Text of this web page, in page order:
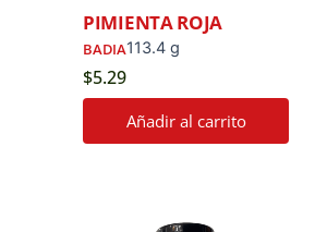
PIMIENTA ROJA
BADIA113.4 g
$5.29
Añadir al carrito